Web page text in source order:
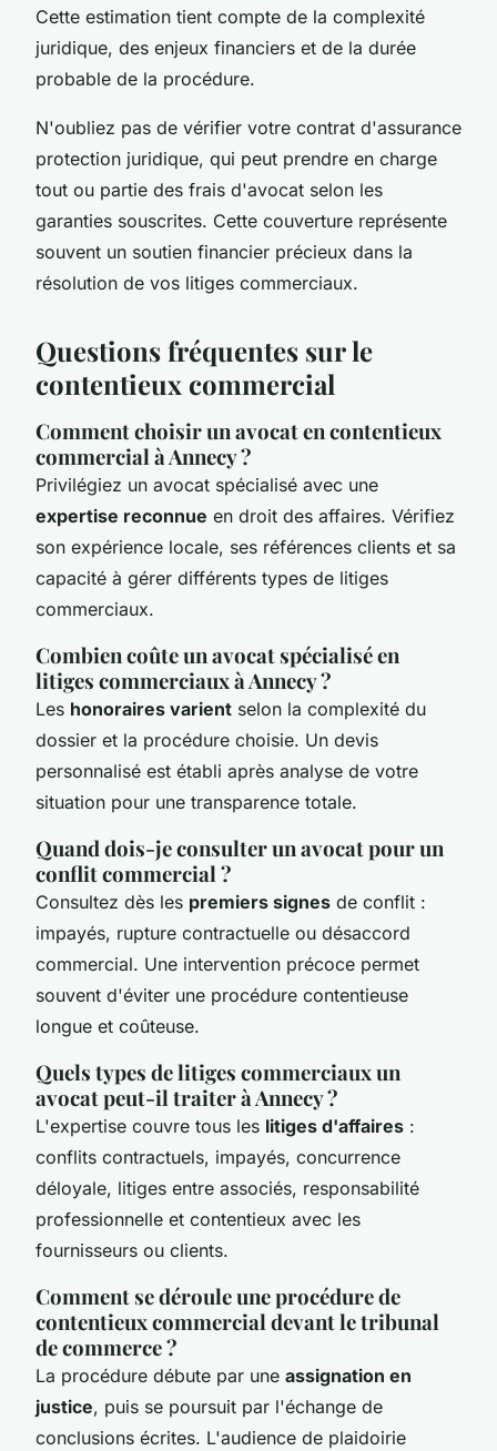
Cette estimation tient compte de la complexité
juridique, des enjeux financiers et de la durée
probable de la procédure.
N'oubliez pas de vérifier votre contrat d'assurance
protection juridique, qui peut prendre en charge
tout ou partie des frais d'avocat selon les
garanties souscrites. Cette couverture représente
souvent un soutien financier précieux dans la
résolution de vos litiges commerciaux.
Questions fréquentes sur le
contentieux commercial
Comment choisir un avocat en contentieux
commercial à Annecy ?
Privilégiez un avocat spécialisé avec une
expertise reconnue en droit des affaires. Vérifiez
son expérience locale, ses références clients et sa
capacité à gérer différents types de litiges
commerciaux.
Combien coûte un avocat spécialisé en
litiges commerciaux à Annecy ?
Les honoraires varient selon la complexité du
dossier et la procédure choisie. Un devis
personnalisé est établi après analyse de votre
situation pour une transparence totale.
Quand dois-je consulter un avocat pour un
conflit commercial ?
Consultez dès les premiers signes de conflit :
impayés, rupture contractuelle ou désaccord
commercial. Une intervention précoce permet
souvent d'éviter une procédure contentieuse
longue et coûteuse.
Quels types de litiges commerciaux un
avocat peut-il traiter à Annecy ?
L'expertise couvre tous les litiges d'affaires :
conflits contractuels, impayés, concurrence
déloyale, litiges entre associés, responsabilité
professionnelle et contentieux avec les
fournisseurs ou clients.
Comment se déroule une procédure de
contentieux commercial devant le tribunal
de commerce ?
La procédure débute par une assignation en
justice, puis se poursuit par l'échange de
conclusions écrites. L'audience de plaidoirie